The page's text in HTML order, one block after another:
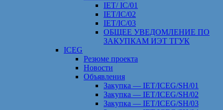
IET/ IC/01
IET/IC/02
IET/IC/03
ОБЩЕЕ УВЕДОМЛЕНИЕ ПО
ЗАКУПКАМ ИЭТ ТГУК
ICEG
Резюме проекта
Новости
Объявления
Закупка — IET/ICEG/SH/01
Закупка — IET/ICEG/SH/02
Закупка — IET/ICEG/SH/03